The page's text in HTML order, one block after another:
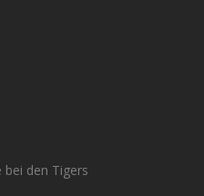
bei den Tigers